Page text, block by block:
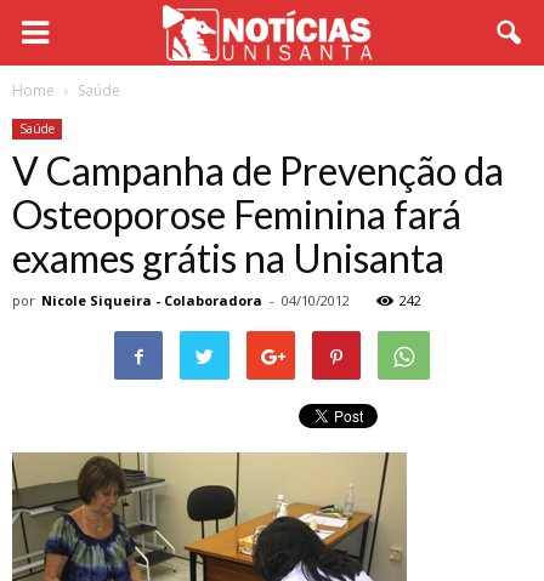
Home Saúde
Saúde
V Campanha de Prevenção da
Osteoporose Feminina fará
exames grátis na Unisanta
por Nicole Siqueira - Colaboradora - 04/10/2012 242